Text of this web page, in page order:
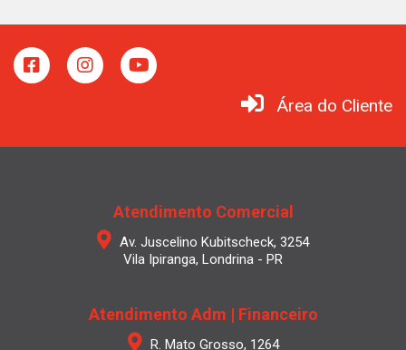
Área do Cliente
Atendimento Comercial
Av. Juscelino Kubitscheck, 3254
Vila Ipiranga, Londrina - PR
Atendimento Adm | Financeiro
R. Mato Grosso, 1264